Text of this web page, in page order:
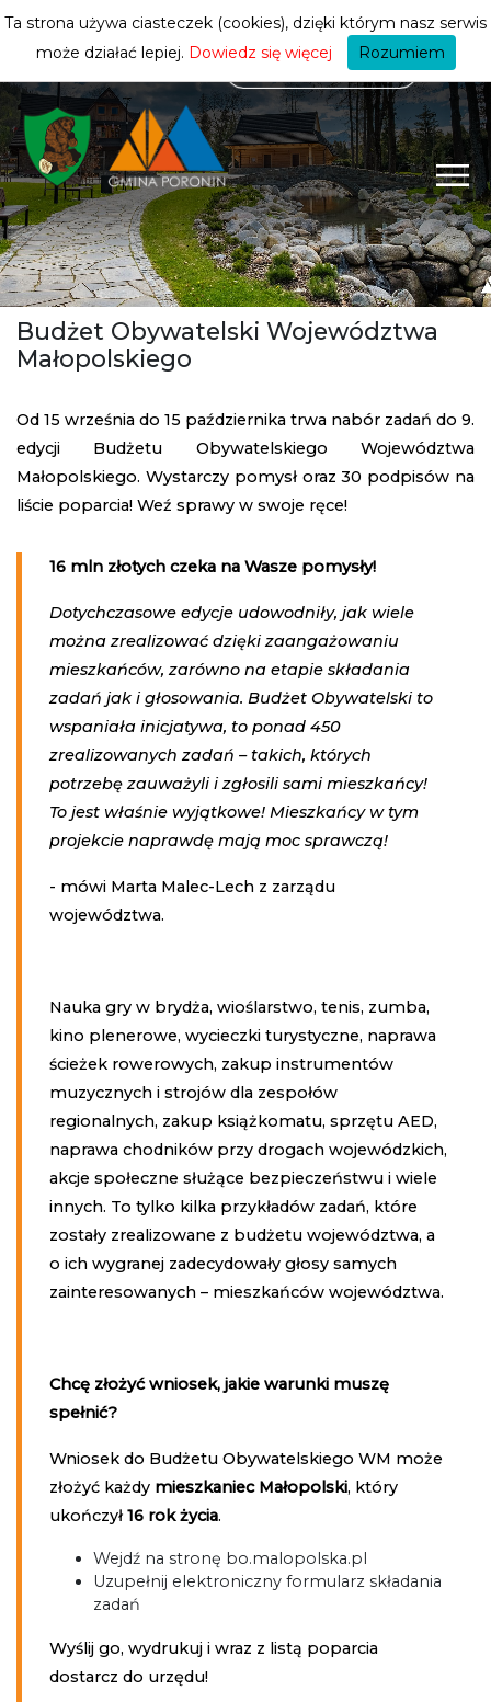
mieszkańca
Budżet Obywatelski Województwa
Małopolskiego
Od 15 września do 15 października trwa nabór zadań do 9.
edycji Budżetu Obywatelskiego Województwa
Małopolskiego. Wystarczy pomysł oraz 30 podpisów na
liście poparcia! Weź sprawy w swoje ręce!
16 mln złotych czeka na Wasze pomysły!
Dotychczasowe edycje udowodniły, jak wiele
można zrealizować dzięki zaangażowaniu
mieszkańców, zarówno na etapie składania
zadań jak i głosowania. Budżet Obywatelski to
wspaniała inicjatywa, to ponad 450
zrealizowanych zadań – takich, których
potrzebę zauważyli i zgłosili sami mieszkańcy!
To jest właśnie wyjątkowe! Mieszkańcy w tym
projekcie naprawdę mają moc sprawczą!
- mówi Marta Malec-Lech z zarządu
województwa.
Nauka gry w brydża, wioślarstwo, tenis, zumba,
kino plenerowe, wycieczki turystyczne, naprawa
ścieżek rowerowych, zakup instrumentów
muzycznych i strojów dla zespołów
regionalnych, zakup książkomatu, sprzętu AED,
naprawa chodników przy drogach wojewódzkich,
akcje społeczne służące bezpieczeństwu i wiele
innych. To tylko kilka przykładów zadań, które
zostały zrealizowane z budżetu województwa, a
o ich wygranej zadecydowały głosy samych
zainteresowanych – mieszkańców województwa.
Chcę złożyć wniosek, jakie warunki muszę
spełnić?
Wniosek do Budżetu Obywatelskiego WM może
złożyć każdy mieszkaniec Małopolski, który
ukończył 16 rok życia.
Wejdź na stronę bo.malopolska.pl
Uzupełnij elektroniczny formularz składania
zadań
Wyślij go, wydrukuj i wraz z listą poparcia
dostarcz do urzędu!
Ta strona używa ciasteczek (cookies), dzięki którym nasz serwis
może działać lepiej. Dowiedz się więcej Rozumiem